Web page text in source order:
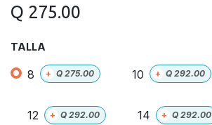
Q 275.00
TALLA
8 + Q 275.00 10 + Q 292.00
12 + Q 292.00 14 + Q 292.00